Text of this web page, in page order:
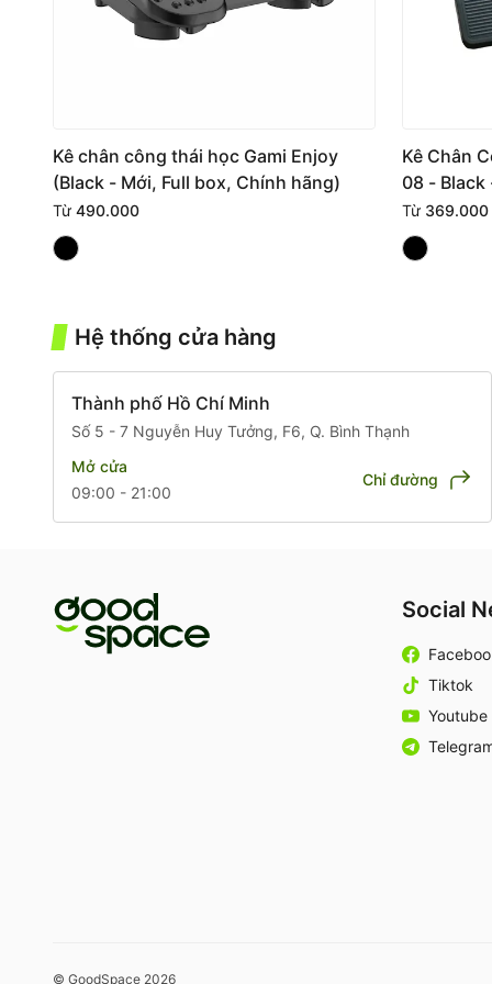
Kê chân công thái học Gami Enjoy
(Black - Mới, Full box, Chính hãng)
Từ 490.000
Kê Chân
08 - Black
Từ 369.000
Hệ thống cửa hàng
Thành phố Hồ Chí Minh
Số 5 - 7 Nguyễn Huy Tưởng, F6, Q. Bình Thạnh
Mở cửa
09:00 - 21:00
Chỉ đường
Social
Tiktok
Youtube
© GoodSpace 2026